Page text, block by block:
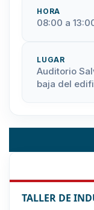
HORA
08:00 a
LUGAR
Auditorio
baja del
TALLER DE